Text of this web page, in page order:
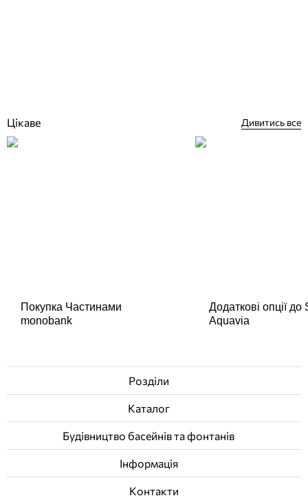
Цікаве Дивитись все
Покупка Частинами
monobank
Додаткові опції
Aquavia
Розділи
Каталог
Будівництво басейнів та фонтанів
Інформація
Контакти